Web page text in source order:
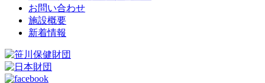
お問い合わせ
施設概要
新着情報